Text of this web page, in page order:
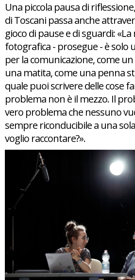
Una piccola pausa di
di Toscani passa anche
gioco di pause e di sguardi:
fotografica - prosegue - è solo
per la comunicazione, come
una matita, come una penna
quale puoi scrivere delle cose
problema non è il mezzo. Il
vero problema che nessuno
sempre riconducibile a una
voglio raccontare?».